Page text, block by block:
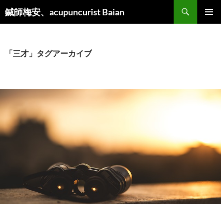
鍼師梅安、acupuncurist Baian
索
ン
ッ
「三才」タグアーカイブ